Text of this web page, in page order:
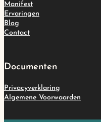
Manifest
Ervaringen
Blog
Contact
Documenten
Privacyverklaring
Algemene Voorwaarden